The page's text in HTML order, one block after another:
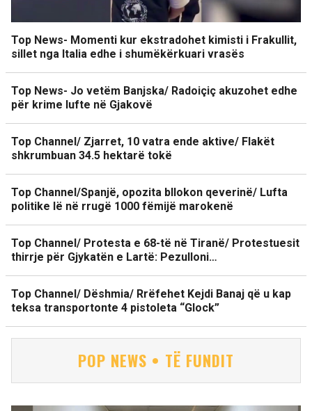
Top News- Momenti kur ekstradohet kimisti i Frakullit,
sillet nga Italia edhe i shumëkërkuari vrasës
Top News- Jo vetëm Banjska/ Radoiçiç akuzohet edhe
për krime lufte në Gjakovë
Top Channel/ Zjarret, 10 vatra ende aktive/ Flakët
shkrumbuan 34.5 hektarë tokë
Top Channel/Spanjë, opozita bllokon qeverinë/ Lufta
politike lë në rrugë 1000 fëmijë marokenë
Top Channel/ Protesta e 68-të në Tiranë/ Protestuesit
thirrje për Gjykatën e Lartë: Pezulloni…
Top Channel/ Dëshmia/ Rrëfehet Kejdi Banaj që u kap
teksa transportonte 4 pistoleta “Glock”
POP NEWS • TË FUNDIT